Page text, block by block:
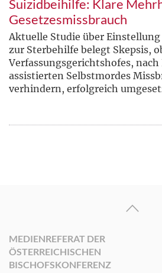
Suizidbeihilfe: Klare
Gesetzesmissbrauch
Aktuelle Studie über
zur Sterbehilfe belegt Skepsis,
Verfassungsgerichtshofes, nach
assistierten Selbstmordes
verhindern, erfolgreich
MEDIENREFERAT DER
ÖSTERREICHISCHEN
BISCHOFSKONFERENZ